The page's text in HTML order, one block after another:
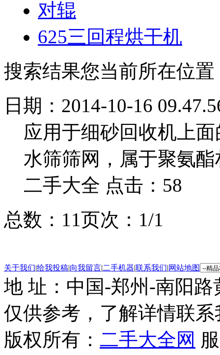
对辊
625三回程烘干机
搜索结果您当前所在位置
日期：2014-10-16
应用于细砂回收机上
水筛筛网，属于聚氨
二手大全 点击：58
总数：11页次：1/1
关于我们|给我投稿|向我留言|二手机器|联系我们|网站地图
地 址：中国-郑州-南阳
仅供参考，了解详情联系
版权所有： 二手大全网